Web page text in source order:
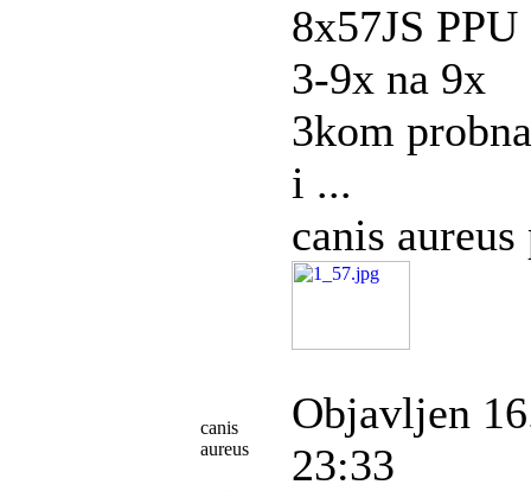
8x57JS
3-9x na 9x
3kom
i ...
canis
canis
aureus
Objavljen
23:33